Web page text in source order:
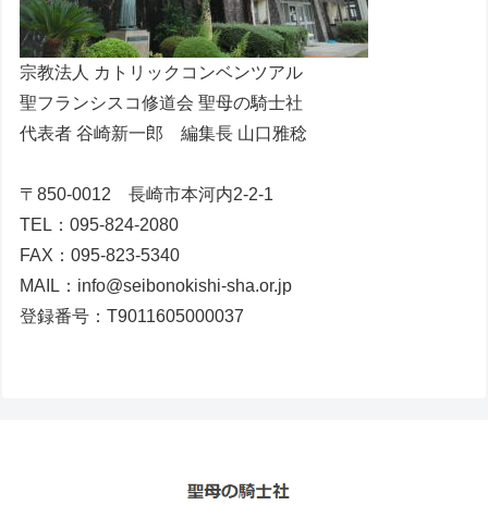
宗教法人 カトリックコンベンツアル
聖フランシスコ修道会 聖母の騎士社
代表者 谷崎新一郎 編集長 山口雅稔
〒850-0012 長崎市本河内2-2-1
TEL：095-824-2080
FAX：095-823-5340
MAIL：info@seibonokishi-sha.or.jp
登録番号：T9011605000037